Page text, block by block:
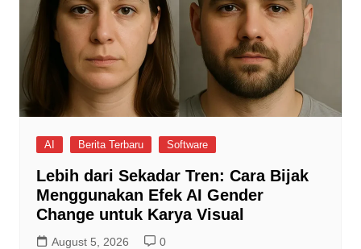
AI Berita Terbaru Software
Lebih dari Sekadar Tren: Cara Bijak
Menggunakan Efek AI Gender
Change untuk Karya Visual
August 5, 2026 0